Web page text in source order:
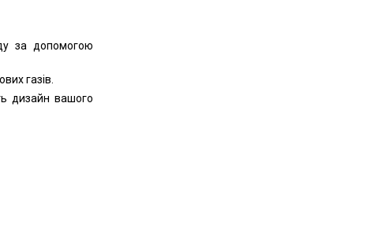
за допомогою
газів.
дизайн вашого